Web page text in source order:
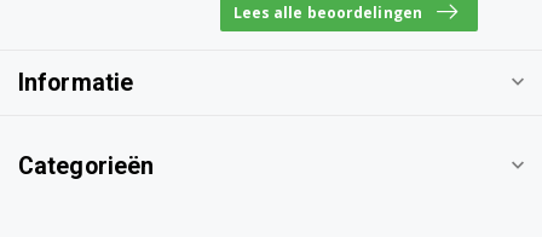
Lees alle beoordelingen
Informatie
Categorieën